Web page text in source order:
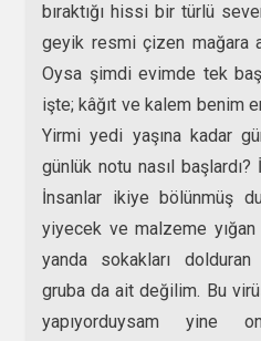
bıraktığı hissi bir türlü
geyik resmi çizen mağara
Oysa şimdi evimde tek
işte; kâğıt ve kalem benim
Yirmi yedi yaşına kadar
günlük notu nasıl
İnsanlar ikiye bölünmüş
yiyecek ve malzeme
yanda sokakları
gruba da ait değilim. Bu
yapıyorduysam yine